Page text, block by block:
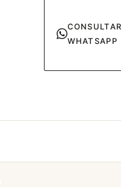
WHATSAPP